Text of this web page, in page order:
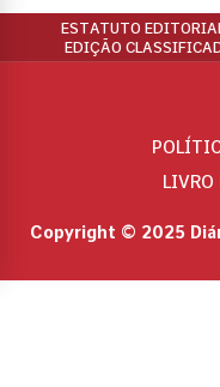
ESTATUTO
EDIÇÃO
Copyright © 2025
LIVRO